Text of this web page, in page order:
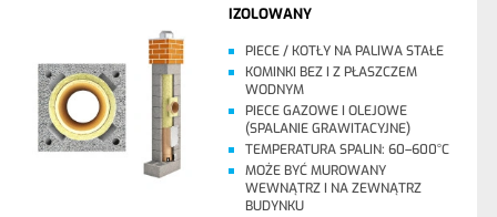
IZOLOWANY
PIECE / KOTŁY NA PALIWA STAŁE
KOMINKI BEZ I Z PŁASZCZEM
WODNYM
PIECE GAZOWE I OLEJOWE
(SPALANIE GRAWITACYJNE)
TEMPERATURA SPALIN: 60–600°C
MOŻE BYĆ MUROWANY
WEWNĄTRZ I NA ZEWNĄTRZ
BUDYNKU